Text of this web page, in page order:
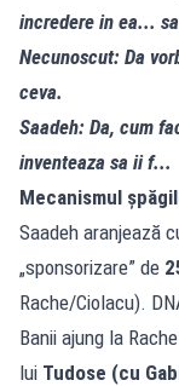
incredere in ea...
Necunoscut: Da
ceva.
Saadeh: Da, cum
inventeaza sa ii f...
Mecanismul
Saadeh aranjează
„sponsorizare” de
Rache/Ciolacu).
Banii ajung la
lui Tudose (cu